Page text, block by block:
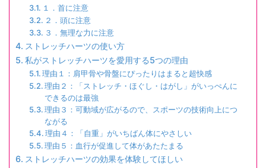
１．首に注意
２．頭に注意
３．無理な力に注意
ストレッチハーツの使い方
私がストレッチハーツを愛用する5つの理由
理由１：肩甲骨や骨盤にぴったりはまると超快感
理由２：「ストレッチ・ほぐし・はがし」がいっぺんに
できるのは最強
理由３：可動域が広がるので、スポーツの技術向上につ
ながる
理由４：「自重」がいちばん体にやさしい
理由５：血行が促進して体があたたまる
ストレッチハーツの効果を体験してほしい